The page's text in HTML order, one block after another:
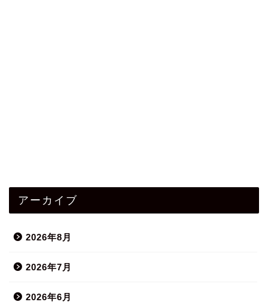
アーカイブ
2026年8月
2026年7月
2026年6月